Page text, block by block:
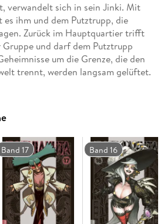
verwandelt sich in sein Jinki. Mit
ihm und dem Putztrupp, die
Zurück im Hauptquartier trifft
und darf dem Putztrupp
um die Grenze, die den
trennt, werden langsam gelüftet.
Band 17 Band 16